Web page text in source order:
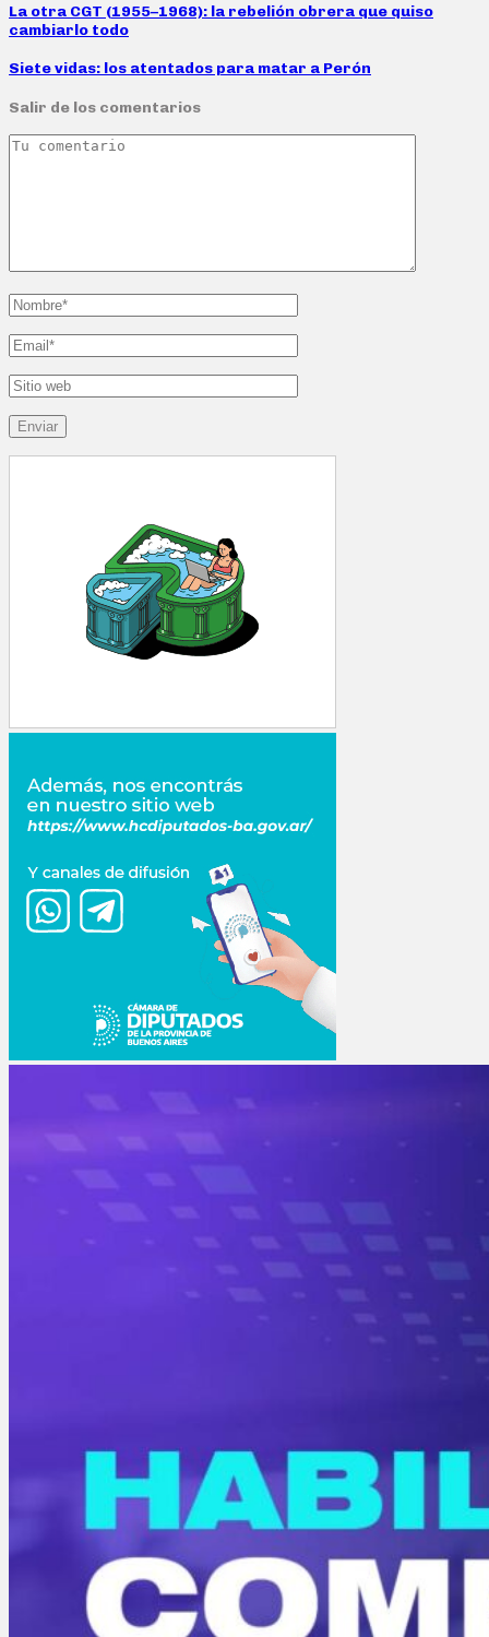
La otra CGT (1955–1968): la rebelión obrera que quiso
cambiarlo todo
Siete vidas: los atentados para matar a Perón
Salir de los comentarios